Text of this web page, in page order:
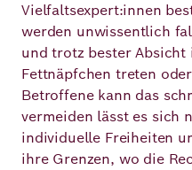
Vielfaltsexpert:innen
werden unwissentlich
und trotz bester
Fettnäpfchen treten
Betroffene kann das
vermeiden lässt es sich
individuelle Freiheiten
ihre Grenzen, wo die